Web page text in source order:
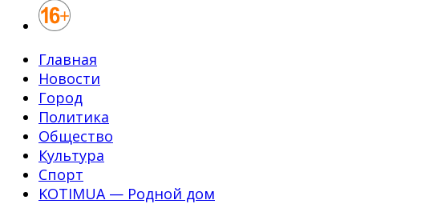
Главная
Новости
Город
Политика
Общество
Культура
Спорт
KOTIMUA — Родной дом